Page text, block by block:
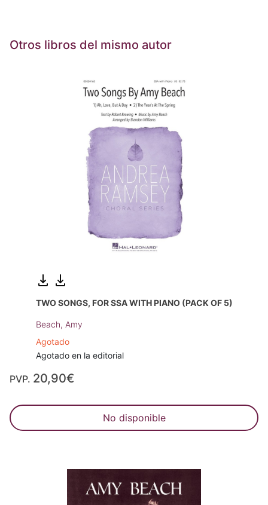
Otros libros del mismo autor
TWO SONGS, FOR SSA WITH PIANO (PACK OF 5)
Beach, Amy
Agotado
Agotado en la editorial
PVP. 20,90€
No disponible